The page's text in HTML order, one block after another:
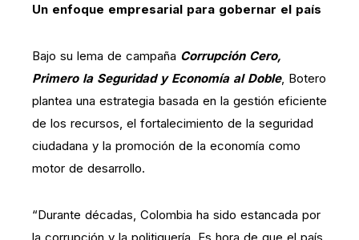
Un enfoque empresarial para gobernar el país
Bajo su lema de campaña Corrupción Cero,
Primero la Seguridad y Economía al Doble, Botero
plantea una estrategia basada en la gestión eficiente
de los recursos, el fortalecimiento de la seguridad
ciudadana y la promoción de la economía como
motor de desarrollo.
“Durante décadas, Colombia ha sido estancada por